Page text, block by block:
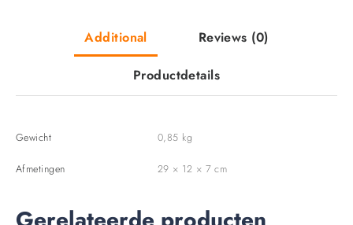
Additional Reviews (0)
Productdetails
Gewicht 0,85 kg
Afmetingen 29 × 12 × 7 cm